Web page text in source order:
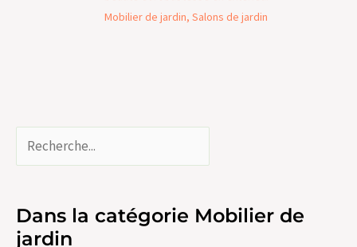
Mobilier de jardin, Salons de jardin
Dans la catégorie Mobilier de
jardin